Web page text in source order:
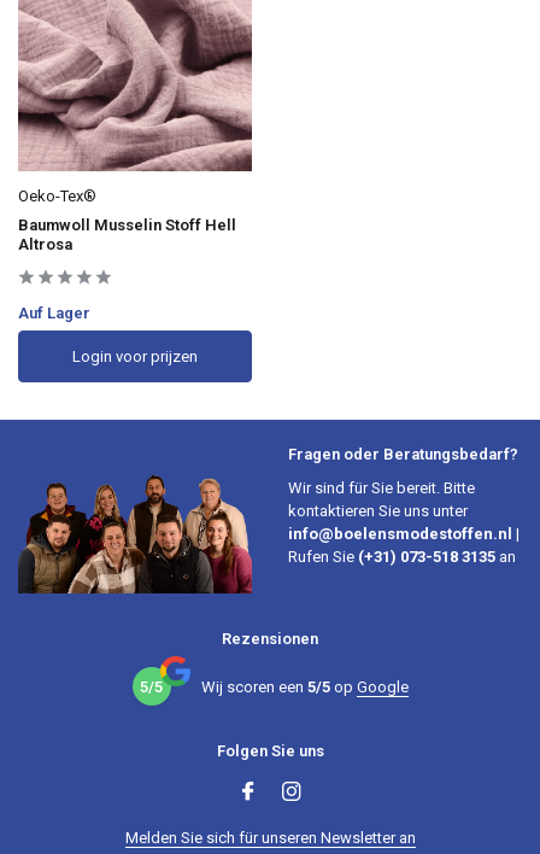
Oeko-Tex®
Baumwoll Musselin Stoff Hell
Altrosa
Auf Lager
Login voor prijzen
Fragen oder Beratungsbedarf?
Wir sind für Sie bereit. Bitte
kontaktieren Sie uns unter
info@boelensmodestoffen.nl |
Rufen Sie (+31) 073-518 3135 an
Rezensionen
5/5 Wij scoren een 5/5op Google
Folgen Sie uns
Melden Sie sich für unseren Newsletter an